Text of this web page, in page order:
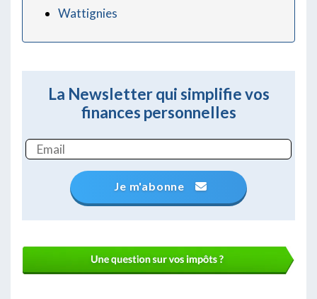
Wattignies
La Newsletter qui simplifie vos
finances personnelles
Je m'abonne